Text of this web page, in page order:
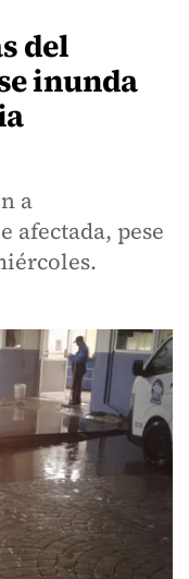
del
inunda
a
afectada, pese